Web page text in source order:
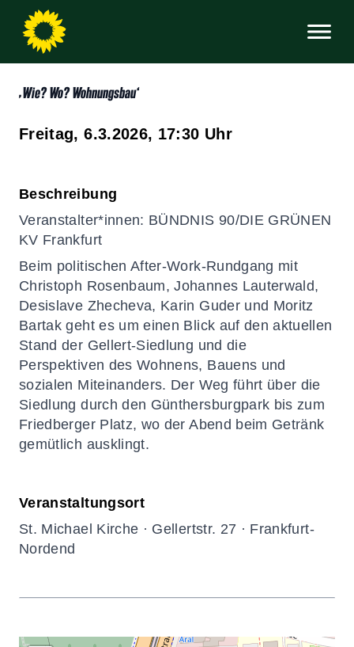
‚Wie? Wo? Wohnungsbau‘
Freitag, 6.3.2026, 17:30 Uhr
Beschreibung
Veranstalter*innen: BÜNDNIS 90/DIE GRÜNEN
KV Frankfurt
Beim politischen After-Work-Rundgang mit
Christoph Rosenbaum, Johannes Lauterwald,
Desislave Zhecheva, Karin Guder und Moritz
Bartak geht es um einen Blick auf den aktuellen
Stand der Gellert-Siedlung und die
Perspektiven des Wohnens, Bauens und
sozialen Miteinanders. Der Weg führt über die
Siedlung durch den Günthersburgpark bis zum
Friedberger Platz, wo der Abend beim Getränk
gemütlich ausklingt.
Veranstaltungsort
St. Michael Kirche · Gellertstr. 27 · Frankfurt-
Nordend